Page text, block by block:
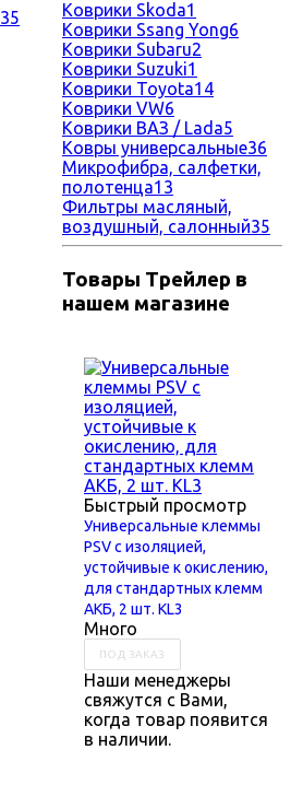
35 Коврики Skoda1
Коврики Ssang Yong6
Коврики Subaru2
Коврики Suzuki1
Коврики Toyota14
Коврики VW6
Коврики ВАЗ / Lada5
Ковры универсальные36
Микрофибра, салфетки,
полотенца13
Фильтры масляный,
воздушный, салонный35
Товары Трейлер в
нашем магазине
Быстрый просмотр
Универсальные клеммы
PSV с изоляцией,
устойчивые к окислению,
для стандартных клемм
АКБ, 2 шт. KL3
Много
ПОД ЗАКАЗ
Наши менеджеры
свяжутся с Вами,
когда товар появится
в наличии.